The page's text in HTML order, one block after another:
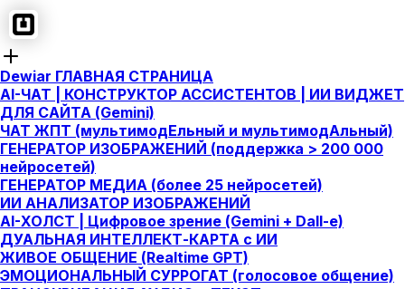
Dewiar ГЛАВНАЯ СТРАНИЦА
AI-ЧАТ | КОНСТРУКТОР АССИСТЕНТОВ | ИИ ВИДЖЕТ
ДЛЯ САЙТА (Gemini)
ЧАТ ЖПТ (мультимодЕльный и мультимодАльный)
ГЕНЕРАТОР ИЗОБРАЖЕНИЙ (поддержка > 200 000
нейросетей)
ГЕНЕРАТОР МЕДИА (более 25 нейросетей)
ИИ АНАЛИЗАТОР ИЗОБРАЖЕНИЙ
AI-ХОЛСТ | Цифровое зрение (Gemini + Dall-e)
ДУАЛЬНАЯ ИНТЕЛЛЕКТ-КАРТА c ИИ
ЖИВОЕ ОБЩЕНИЕ (Realtime GPT)
ЭМОЦИОНАЛЬНЫЙ СУРРОГАТ (голосовое общение)